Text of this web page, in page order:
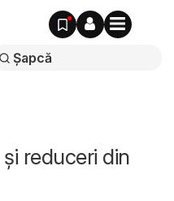
reduceri din